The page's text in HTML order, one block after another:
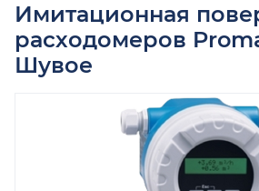
Имитационная
расходомеров
Шувое